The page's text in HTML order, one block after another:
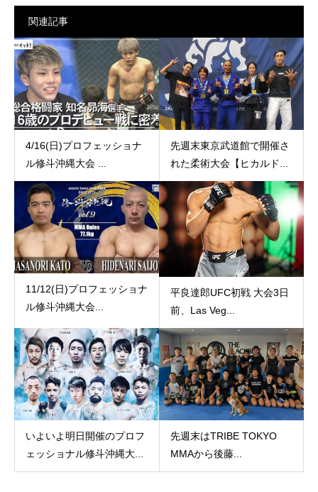
関連記事
4/16(日)プロフェッショナ
ル修斗沖縄大会 ...
先週末東京武道館で開催さ
れた柔術大会【ヒカルド...
11/12(日)プロフェッショナ
ル修斗沖縄大会...
平良達郎UFC初戦 大会3日
前、Las Veg...
いよいよ明日開催のプロフ
ェッショナル修斗沖縄大...
先週末はTRIBE TOKYO
MMAから後藤...